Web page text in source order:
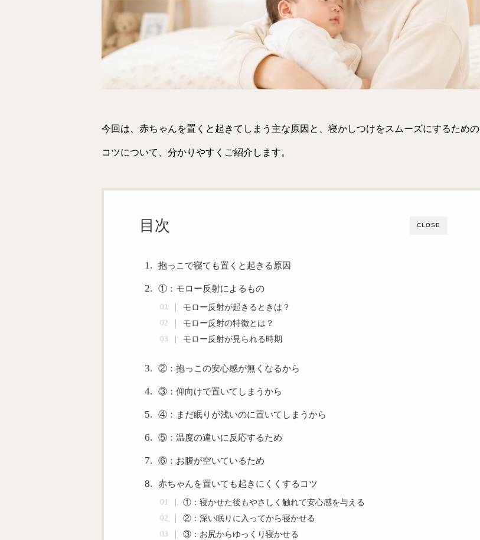
今回は、赤ちゃんを置くと起きてしまう主な原因と、寝かしつけをスムーズにするための
コツについて、分かりやすくご紹介します。
CLOSE
目次
抱っこで寝ても置くと起きる原因
①：モロー反射によるもの
モロー反射が起きるときは？
モロー反射の特徴とは？
モロー反射が見られる時期
②：抱っこの安心感が無くなるから
③：仰向けで置いてしまうから
④：まだ眠りが浅いのに置いてしまうから
⑤：温度の違いに反応するため
⑥：お腹が空いているため
赤ちゃんを置いても起きにくくするコツ
①：寝かせた後もやさしく触れて安心感を与える
②：深い眠りに入ってから寝かせる
③：お尻からゆっくり寝かせる